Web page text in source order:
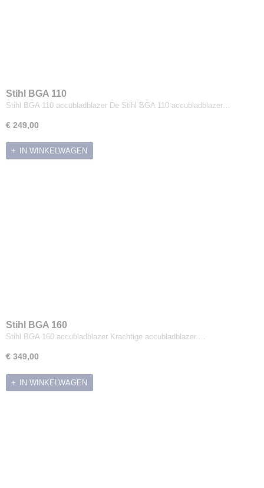
Stihl BGA 110
Stihl BGA 110 accubladblazer De Stihl BGA 110 accubladblazer…
€ 249,00
IN WINKELWAGEN
Stihl BGA 160
Stihl BGA 160 accubladblazer Krachtige accubladblazer.…
€ 349,00
IN WINKELWAGEN